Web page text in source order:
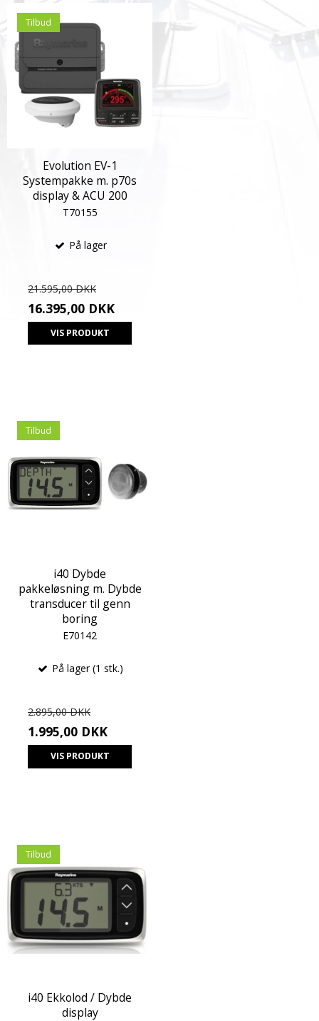
Tilbud
Evolution EV-1
Systempakke m. p70s
display & ACU 200
T70155
På lager
21.595,00 DKK
16.395,00 DKK
VIS PRODUKT
Tilbud
i40 Dybde
pakkeløsning m. Dybde
transducer til genn
boring
E70142
På lager (1 stk.)
2.895,00 DKK
1.995,00 DKK
VIS PRODUKT
Tilbud
i40 Ekkolod / Dybde
display